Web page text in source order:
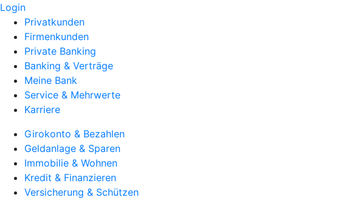
Login
Privatkunden
Firmenkunden
Private Banking
Banking & Verträge
Meine Bank
Service & Mehrwerte
Karriere
Girokonto & Bezahlen
Geldanlage & Sparen
Immobilie & Wohnen
Kredit & Finanzieren
Versicherung & Schützen